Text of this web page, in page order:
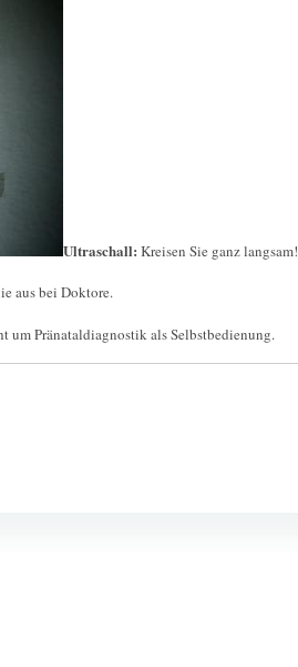
Ultraschall: Kreisen Sie ganz langsam!
aus bei Doktore.
um Pränataldiagnostik als Selbstbedienung.